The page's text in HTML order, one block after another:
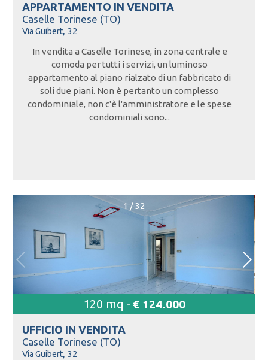
APPARTAMENTO IN VENDITA
Caselle Torinese (TO)
Via Guibert, 32
In vendita a Caselle Torinese, in zona centrale e
comoda per tutti i servizi, un luminoso
appartamento al piano rialzato di un fabbricato di
soli due piani. Non è pertanto un complesso
condominiale, non c'è l'amministratore e le spese
condominiali sono...
1 /32
120 mq - € 124.000
UFFICIO IN VENDITA
Caselle Torinese (TO)
Via Guibert, 32